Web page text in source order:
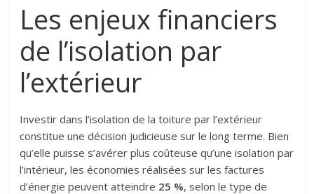
Les enjeux financiers
de l’isolation par
l’extérieur
Investir dans l’isolation de la toiture par l’extérieur
constitue une décision judicieuse sur le long terme. Bien
qu’elle puisse s’avérer plus coûteuse qu’une isolation par
l’intérieur, les économies réalisées sur les factures
d’énergie peuvent atteindre 25 %, selon le type de